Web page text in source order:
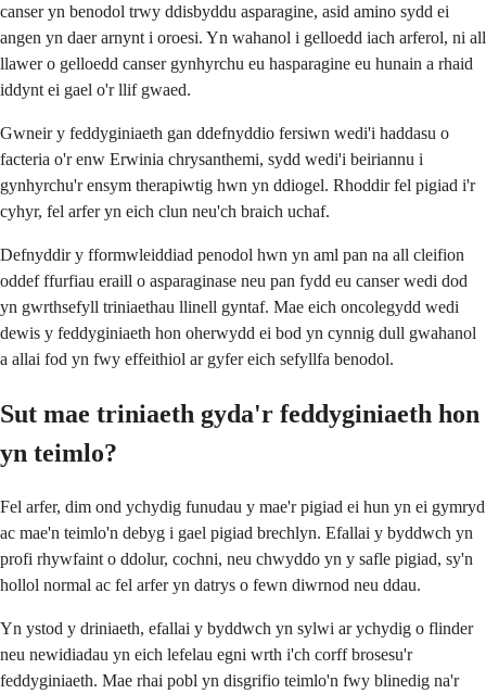
canser yn benodol trwy ddisbyddu asparagine, asid amino sydd ei
angen yn daer arnynt i oroesi. Yn wahanol i gelloedd iach arferol, ni all
llawer o gelloedd canser gynhyrchu eu hasparagine eu hunain a rhaid
iddynt ei gael o'r llif gwaed.
Gwneir y feddyginiaeth gan ddefnyddio fersiwn wedi'i haddasu o
facteria o'r enw Erwinia chrysanthemi, sydd wedi'i beiriannu i
gynhyrchu'r ensym therapiwtig hwn yn ddiogel. Rhoddir fel pigiad i'r
cyhyr, fel arfer yn eich clun neu'ch braich uchaf.
Defnyddir y fformwleiddiad penodol hwn yn aml pan na all cleifion
oddef ffurfiau eraill o asparaginase neu pan fydd eu canser wedi dod
yn gwrthsefyll triniaethau llinell gyntaf. Mae eich oncolegydd wedi
dewis y feddyginiaeth hon oherwydd ei bod yn cynnig dull gwahanol
a allai fod yn fwy effeithiol ar gyfer eich sefyllfa benodol.
Sut mae triniaeth gyda'r feddyginiaeth hon
yn teimlo?
Fel arfer, dim ond ychydig funudau y mae'r pigiad ei hun yn ei gymryd
ac mae'n teimlo'n debyg i gael pigiad brechlyn. Efallai y byddwch yn
profi rhywfaint o ddolur, cochni, neu chwyddo yn y safle pigiad, sy'n
hollol normal ac fel arfer yn datrys o fewn diwrnod neu ddau.
Yn ystod y driniaeth, efallai y byddwch yn sylwi ar ychydig o flinder
neu newidiadau yn eich lefelau egni wrth i'ch corff brosesu'r
feddyginiaeth. Mae rhai pobl yn disgrifio teimlo'n fwy blinedig na'r